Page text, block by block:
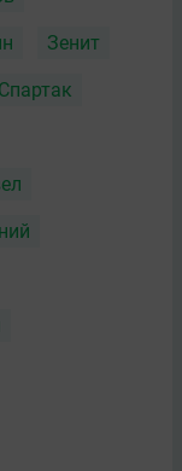
Зенит
Спартак